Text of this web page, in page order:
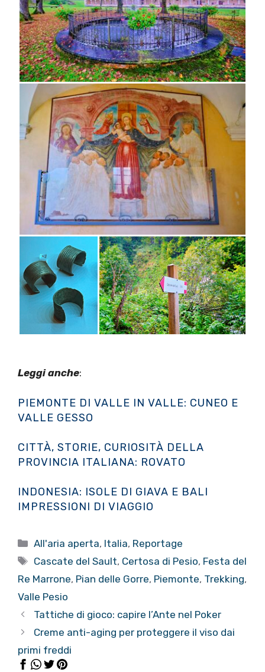
Leggi anche:
PIEMONTE DI VALLE IN VALLE: CUNEO E
VALLE GESSO
CITTÀ, STORIE, CURIOSITÀ DELLA
PROVINCIA ITALIANA: ROVATO
INDONESIA: ISOLE DI GIAVA E BALI
IMPRESSIONI DI VIAGGIO
Categorie
All'aria aperta, Italia, Reportage
Tag
Cascate del Sault, Certosa di Pesio, Festa del
Re Marrone, Pian delle Gorre, Piemonte, Trekking,
Valle Pesio
Tattiche di gioco: capire l’Ante nel Poker
Creme anti-aging per proteggere il viso dai
primi freddi